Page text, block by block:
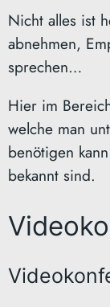
Nicht alles ist
abnehmen,
sprechen…
Hier im
welche man
benötigen
bekannt sind.